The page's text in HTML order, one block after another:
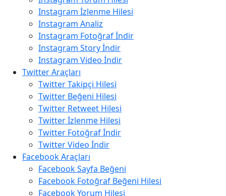
Instagram İzlenme Hilesi
Instagram Analiz
Instagram Fotoğraf İndir
Instagram Story İndir
Instagram Video İndir
Twitter Araçları
Twitter Takipçi Hilesi
Twitter Beğeni Hilesi
Twitter Retweet Hilesi
Twitter İzlenme Hilesi
Twitter Fotoğraf İndir
Twitter Video İndir
Facebook Araçları
Facebook Sayfa Beğeni
Facebook Fotoğraf Beğeni Hilesi
Facebook Yorum Hilesi